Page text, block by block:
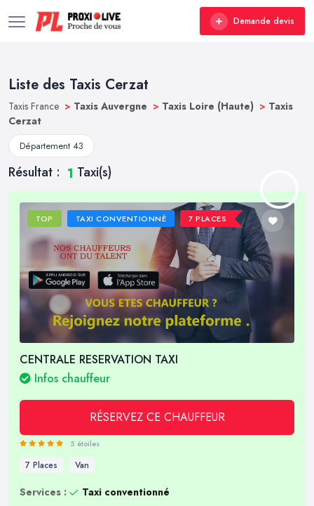
Demande devis
Liste des Taxis Cerzat
Taxis France > Taxis Auvergne > Taxis Loire (Haute) > Taxis
Cerzat
Département 43
Résultat : 1 Taxi(s)
TOP TAXI CONVENTIONNÉ 7 PLACES
CENTRALE RESERVATION TAXI
Infos chauffeur
RÉSERVEZ CE CHAUFFEUR
5 étoiles
7 Places Van
Services :
Taxi conventionné